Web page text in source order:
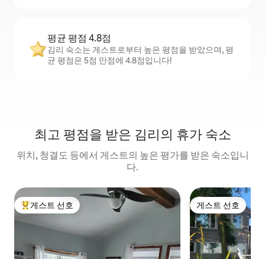
평균 평점 4.8점
김리 숙소는 게스트로부터 높은 평점을 받았으며, 평
균 평점은 5점 만점에 4.8점입니다!
최고 평점을 받은 김리의 휴가 숙소
위치, 청결도 등에서 게스트의 높은 평가를 받은 숙소입니
다.
상위 게스트 선호
게스트 선호 게스트 선호
게스트 선호